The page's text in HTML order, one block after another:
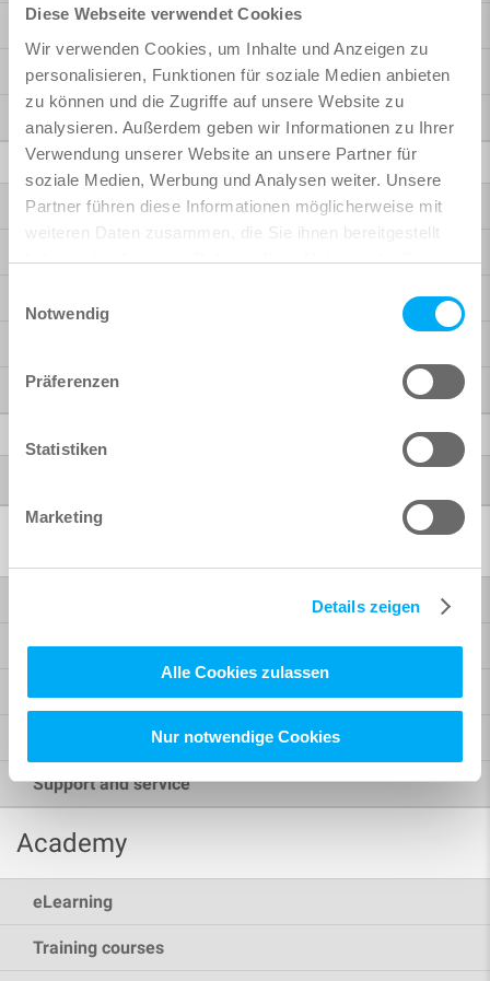
Diese Webseite verwendet Cookies
Wir verwenden Cookies, um Inhalte und Anzeigen zu
personalisieren, Funktionen für soziale Medien anbieten
zu können und die Zugriffe auf unsere Website zu
analysieren. Außerdem geben wir Informationen zu Ihrer
Verwendung unserer Website an unsere Partner für
soziale Medien, Werbung und Analysen weiter. Unsere
Partner führen diese Informationen möglicherweise mit
weiteren Daten zusammen, die Sie ihnen bereitgestellt
haben oder die sie im Rahmen Ihrer Nutzung der Dienste
Notwendig
Präferenzen
Statistiken
Marketing
Details zeigen
Alle Cookies zulassen
Nur notwendige Cookies
Building Design
Rhinoceros Interface
More Possibilities
BIM / CAD
Bridge + Infrastructure Modeler
SOFiCAD
Building design
Design, formwork and reinforcement planning
Support and service
Academy
eLearning
Training courses